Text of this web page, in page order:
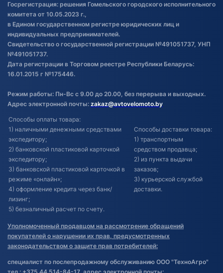
Обновления в ЭПТС 2024
Госрегистрация: решения Гомельского городского исполнительного
комитета от 10.05.2023 г.,
в Едином государственном регистре юридических лиц и
индивидуальных предпринимателей.
Свидетельство о государственной регистрации №491051737, УНП
№491051737.
Дата регистрации в Торговом реестре Республики Беларусь:
16.01.2015 г №175446.
Режим работы: Пн-Вс с 9.00 до 20.00, без перерыва и выходных.
Адрес электронной почты: zakaz@avtovelomoto.by
Способы оплаты товара:
1) наличными денежными средствами
экспедитору;
2) банковской пластиковой карточкой
экспедитору;
3) банковской пластиковой карточкой в
режиме «онлайн»;
4) оформление кредита через банк/
лизинг;
5) безналичный расчет по счету.
Способы доставки товара:
1) транспортным
средством продавца;
2) из пункта выдачи
заказов;
3) курьерской службой
доставки.
Уполномоченный продавцом на рассмотрение обращений
покупателей о нарушении их прав, предусмотренных
законодательством о защите прав потребителей:
специалист по послепродажному обслуживанию ООО "ТехноАгро"